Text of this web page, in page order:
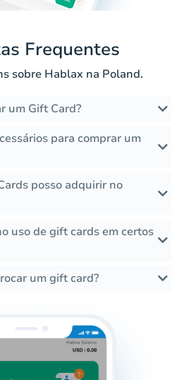
Frequentes
sobre Hablax na Poland.
um Gift Card?
para comprar um
posso adquirir no
uso de gift cards em certos
um gift card?